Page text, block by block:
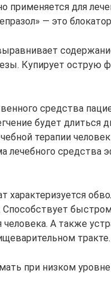
применяется для
— это
Купирует острую
средства
будет длиться
терапии
лечебного средства
характеризуется
А также
тракте.
при низком